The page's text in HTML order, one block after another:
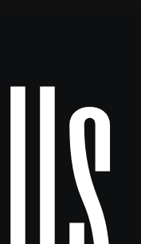
}}",